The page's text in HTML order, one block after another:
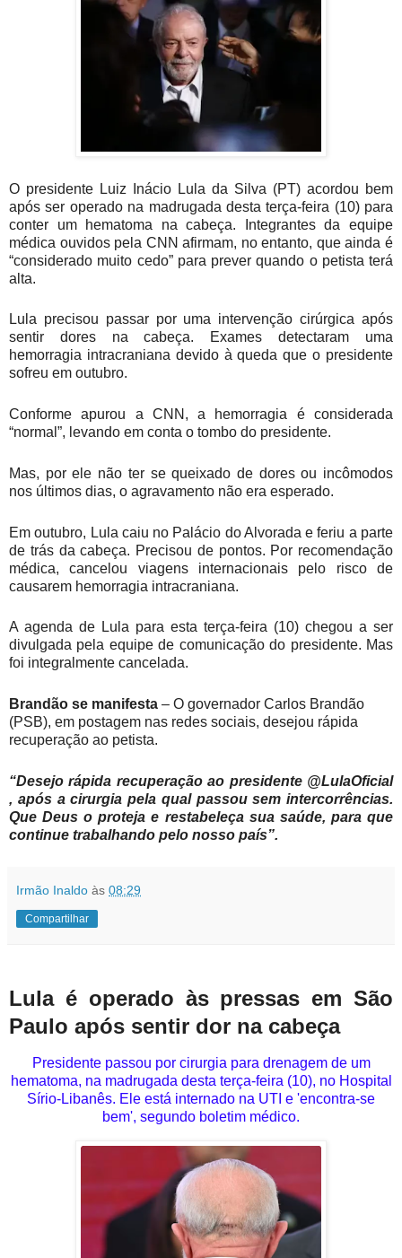
O presidente Luiz Inácio Lula da Silva (PT) acordou bem
após ser operado na madrugada desta terça-feira (10) para
conter um hematoma na cabeça. Integrantes da equipe
médica ouvidos pela CNN afirmam, no entanto, que ainda é
“considerado muito cedo” para prever quando o petista terá
alta.
Lula precisou passar por uma intervenção cirúrgica após
sentir dores na cabeça. Exames detectaram uma
hemorragia intracraniana devido à queda que o presidente
sofreu em outubro.
Conforme apurou a CNN, a hemorragia é considerada
“normal”, levando em conta o tombo do presidente.
Mas, por ele não ter se queixado de dores ou incômodos
nos últimos dias, o agravamento não era esperado.
Em outubro, Lula caiu no Palácio do Alvorada e feriu a parte
de trás da cabeça. Precisou de pontos. Por recomendação
médica, cancelou viagens internacionais pelo risco de
causarem hemorragia intracraniana.
A agenda de Lula para esta terça-feira (10) chegou a ser
divulgada pela equipe de comunicação do presidente. Mas
foi integralmente cancelada.
Brandão se manifesta – O governador Carlos Brandão
(PSB), em postagem nas redes sociais, desejou rápida
recuperação ao petista.
“Desejo rápida recuperação ao presidente @LulaOficial
, após a cirurgia pela qual passou sem intercorrências.
Que Deus o proteja e restabeleça sua saúde, para que
continue trabalhando pelo nosso país”.
Irmão Inaldo às 08:29
Compartilhar
Lula é operado às pressas em São
Paulo após sentir dor na cabeça
Presidente passou por cirurgia para drenagem de um
hematoma, na madrugada desta terça-feira (10), no Hospital
Sírio-Libanês. Ele está internado na UTI e 'encontra-se
bem', segundo boletim médico.